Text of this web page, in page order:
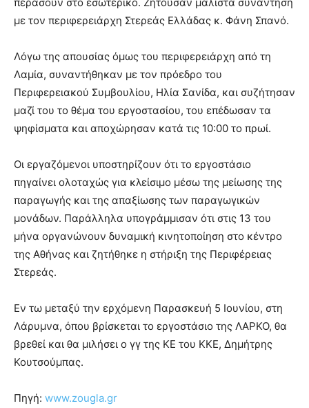
με τον περιφερειάρχη Στερεάς Ελλάδας κ. Φάνη Σπανό.
Λόγω της απουσίας όμως του περιφερειάρχη από τη
Λαμία, συναντήθηκαν με τον πρόεδρο του
Περιφερειακού Συμβουλίου, Ηλία Σανίδα, και συζήτησαν
μαζί του το θέμα του εργοστασίου, του επέδωσαν τα
ψηφίσματα και αποχώρησαν κατά τις 10:00 το πρωί.
Οι εργαζόμενοι υποστηρίζουν ότι το εργοστάσιο
πηγαίνει ολοταχώς για κλείσιμο μέσω της μείωσης της
παραγωγής και της απαξίωσης των παραγωγικών
μονάδων. Παράλληλα υπογράμμισαν ότι στις 13 του
μήνα οργανώνουν δυναμική κινητοποίηση στο κέντρο
της Αθήνας και ζητήθηκε η στήριξη της Περιφέρειας
Στερεάς.
Εν τω μεταξύ την ερχόμενη Παρασκευή 5 Ιουνίου, στη
Λάρυμνα, όπου βρίσκεται το εργοστάσιο της ΛΑΡΚΟ, θα
βρεθεί και θα μιλήσει ο γγ της ΚΕ του ΚΚΕ, Δημήτρης
Κουτσούμπας.
Πηγή: www.zougla.gr